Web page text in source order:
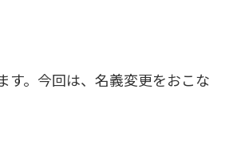
す。今回は、名義変更をおこな